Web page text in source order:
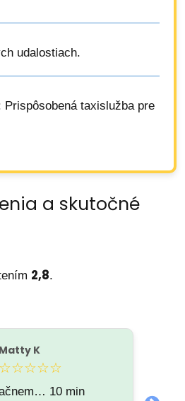
udalostiach.
Prispôsobená taxislužba pre
a skutočné
2,8.
Matty K
☆☆☆☆☆
10 min